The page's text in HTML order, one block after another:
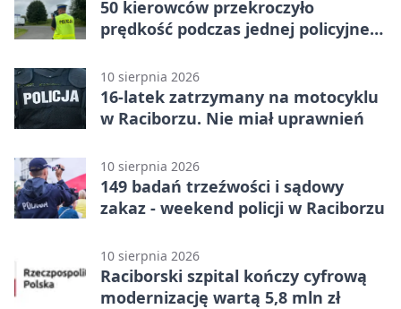
50 kierowców przekroczyło
prędkość podczas jednej policyjnej
10 sierpnia 2026
16-latek zatrzymany na motocyklu
w Raciborzu. Nie miał uprawnień
10 sierpnia 2026
149 badań trzeźwości i sądowy
zakaz - weekend policji w Raciborzu
10 sierpnia 2026
Raciborski szpital kończy cyfrową
modernizację wartą 5,8 mln zł